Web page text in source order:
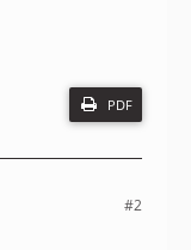
PDF
#2